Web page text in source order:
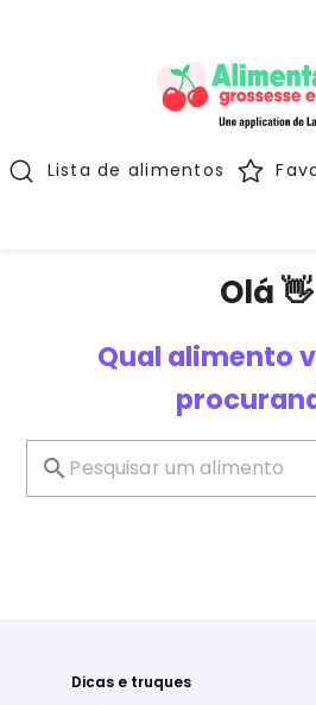
Lista de alimentos
Olá 👋
Qual alimento
Dicas e truques